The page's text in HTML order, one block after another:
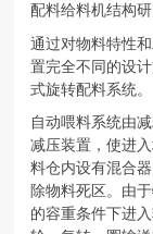
配料给料机结构
通过对物料特性
置完全不同的设
式旋转配料系统。
自动喂料系统由
减压装置，使进
料仓内设有混合
除物料死区。由
的容重条件下进